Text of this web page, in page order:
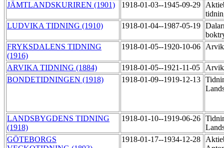
JÄMTLANDSKURIREN (1901)
1918-01-03--1945-09-29
LUDVIKA TIDNING (1910)
1918-01-04--1987-05-19
FRYKSDALENS TIDNING
(1916)
1918-01-05--1920-10-06
ARVIKA TIDNING (1884) 1918-01-05--1921-11-05
BONDETIDNINGEN (1918)
1918-01-09--1919-12-13
LANDSBYGDENS TIDNING
(1918)
1918-01-10--1919-06-26
GÖTEBORGS
1918-01-17--1934-12-28